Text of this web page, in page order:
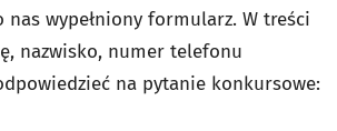
nas wypełniony formularz. W treści
nazwisko, numer telefonu
na pytanie konkursowe: